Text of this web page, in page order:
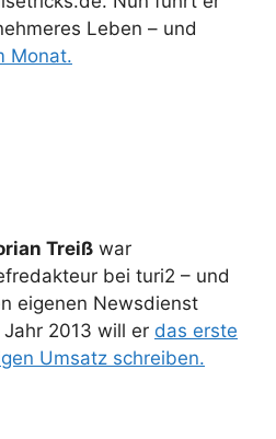
Leben – und
Monat.
Treiß war
bei turi2 – und
eigenen Newsdienst
2013 will er das erste
Umsatz schreiben.